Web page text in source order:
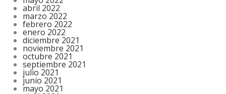
abril 2022
marzo 2022
febrero 2022
enero 2022
diciembre 2021
noviembre 2021
octubre 2021
septiembre 2021
julio 2021
junio 2021
mayo 2021